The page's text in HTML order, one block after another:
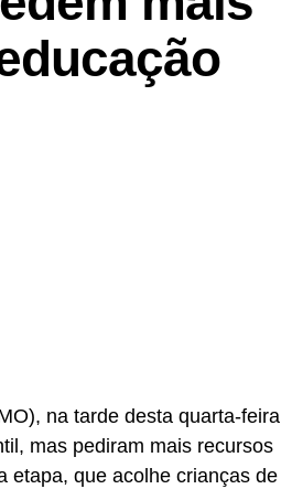
na tarde desta quarta-feira
mas pediram mais recursos
etapa, que acolhe crianças de